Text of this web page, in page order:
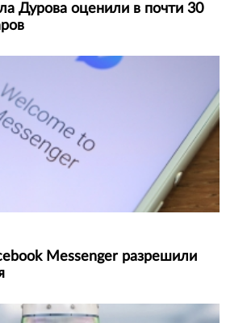
Дурова оценили в почти 30
Messenger разрешили